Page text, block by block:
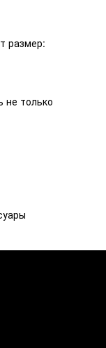
размер:
не только